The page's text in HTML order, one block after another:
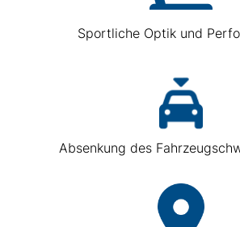
Sportliche Optik und
Absenkung des